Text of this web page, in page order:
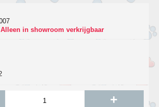
Alleen in showroom verkrijgbaar
+